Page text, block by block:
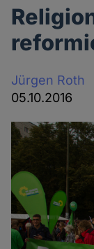
Jürgen Roth
05.10.2016